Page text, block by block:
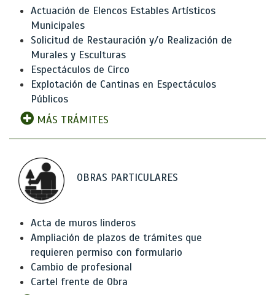
Actuación de Elencos Estables Artísticos
Municipales
Solicitud de Restauración y/o Realización de
Murales y Esculturas
Espectáculos de Circo
Explotación de Cantinas en Espectáculos
Públicos
MÁS TRÁMITES
OBRAS PARTICULARES
Acta de muros linderos
Ampliación de plazos de trámites que
requieren permiso con formulario
Cambio de profesional
Cartel frente de Obra